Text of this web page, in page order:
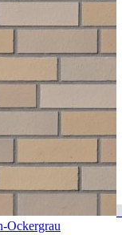
Ockergrau